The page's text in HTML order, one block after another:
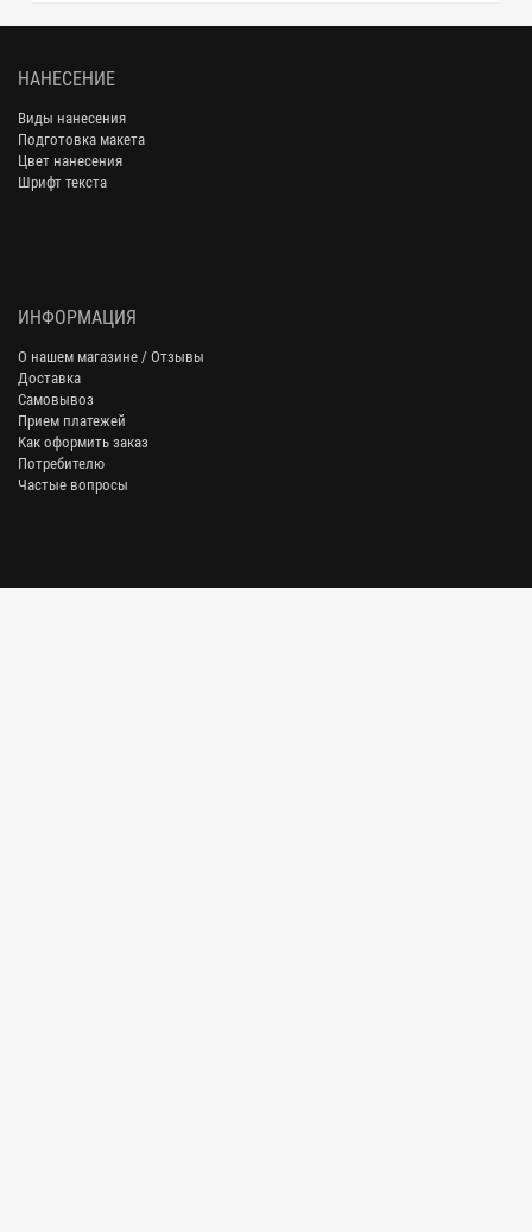
НАНЕСЕНИЕ
Виды нанесения
Подготовка макета
Цвет нанесения
Шрифт текста
ИНФОРМАЦИЯ
О нашем магазине / Отзывы
Доставка
Самовывоз
Прием платежей
Как оформить заказ
Потребителю
Частые вопросы